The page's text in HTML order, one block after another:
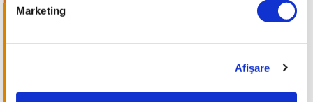
Marketing
Afişare
Făgăraş Lact 602
Tensiune/frecvență
220V/50 hZ
200 l/min